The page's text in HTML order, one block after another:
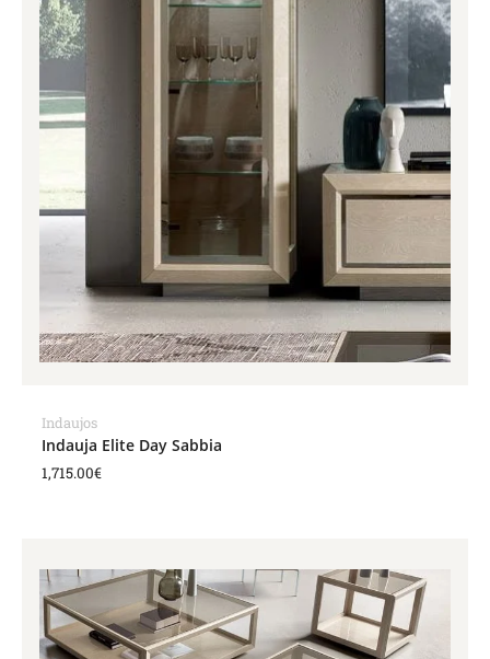
Indaujos
Indauja Elite Day Sabbia
1,715.00€